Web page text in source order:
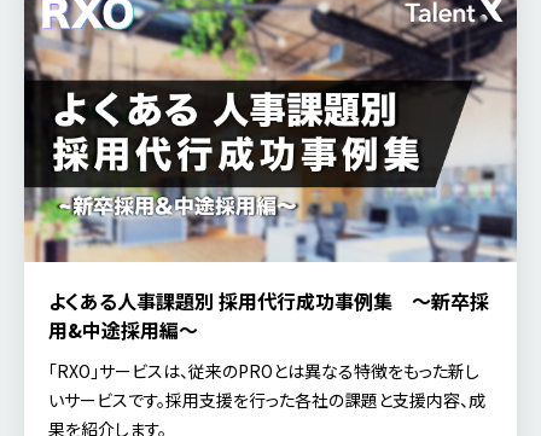
よくある人事課題別 採用代行成功事例集 ～新卒採
用&中途採用編～
「RXO」サービスは、従来のPROとは異なる特徴をもった新し
いサービスです。採用支援を行った各社の課題と支援内容、成
果を紹介します。